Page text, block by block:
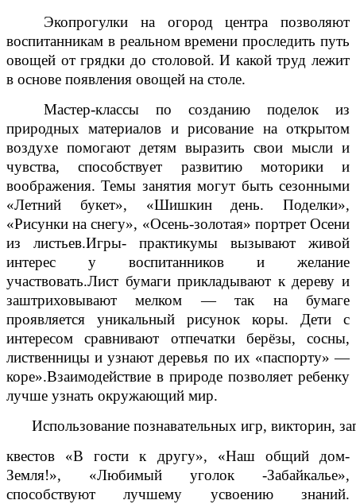
Экопрогулки на огород центра позволяют
воспитанникам в реальном времени проследить путь
овощей от грядки до столовой. И какой труд лежит
в основе появления овощей на столе.
Мастер-классы по созданию поделок из
природных материалов и рисование на открытом
воздухе помогают детям выразить свои мысли и
чувства, способствует развитию моторики и
воображения. Темы занятия могут быть сезонными
«Летний букет», «Шишкин день. Поделки»,
«Рисунки на снегу», «Осень-золотая» портрет Осени
из листьев.Игры- практикумы вызывают живой
интерес у воспитанников и желание
участвовать.Лист бумаги прикладывают к дереву и
заштриховывают мелком — так на бумаге
проявляется уникальный рисунок коры. Дети с
интересом сравнивают отпечатки берёзы, сосны,
лиственницы и узнают деревья по их «паспорту» —
коре».Взаимодействие в природе позволяет ребенку
лучше узнать окружающий мир.
Использование познавательных игр, викторин,
квестов «В гости к другу», «Наш общий дом-
Земля!», «Любимый уголок -Забайкалье»,
способствуют лучшему усвоению знаний.